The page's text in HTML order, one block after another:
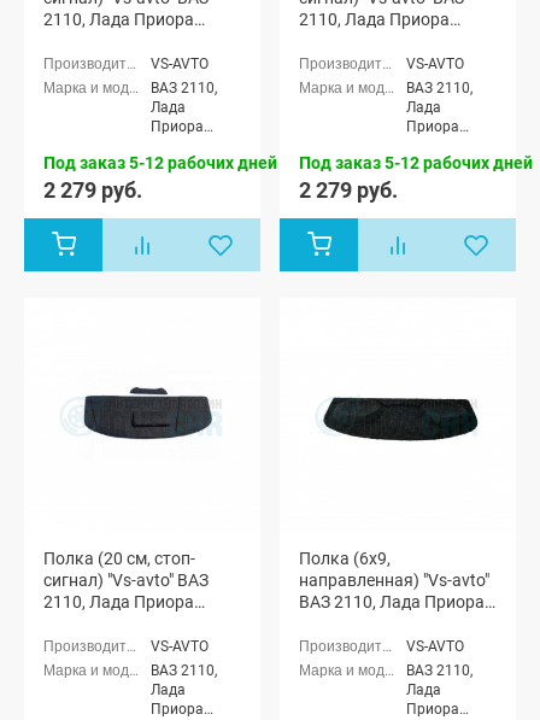
2110, Лада Приора
VS-AVTO
ВАЗ 2110,
Лада
Приора
2170)
Под заказ 5-12 рабочих дней
2 279 руб.
2110, Лада Приора
VS-AVTO
ВАЗ 2110,
Лада
Приора
2170)
Под заказ 5-12 рабочих дней
2 279 руб.
Полка (20 см, стоп-
сигнал) "Vs-avto" ВАЗ
2110, Лада Приора
VS-AVTO
ВАЗ 2110,
Лада
Приора
Полка (6x9,
направленная) "Vs-avto"
ВАЗ 2110, Лада Приора
VS-AVTO
ВАЗ 2110,
Лада
Приора